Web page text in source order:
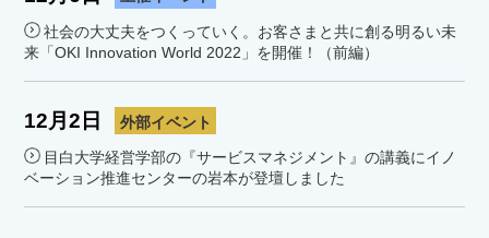
社会の大丈夫をつくっていく。お客さまと共に創る明るい未
来「OKI Innovation World 2022」を開催！（前編）
12月2日 外部イベント
目白大学経営学部の『サービスマネジメント』の講義にイノ
ベーション推進センターの岩本が登壇しました